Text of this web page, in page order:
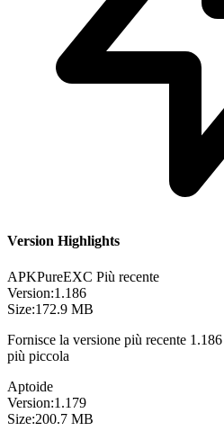
Version Highlights
APKPureEXC Più recente
Version:1.186
Size:172.9 MB
Fornisce la versione più recente
più piccola
Aptoide
Version:1.179
Size:200.7 MB